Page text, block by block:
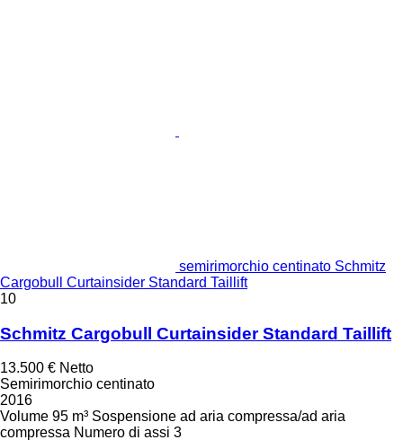
semirimorchio centinato Schmitz
Cargobull Curtainsider Standard Taillift
10
Schmitz Cargobull Curtainsider Standard Taillift
13.500 € Netto
Semirimorchio centinato
2016
Volume 95 m³ Sospensione ad aria compressa/ad aria
compressa Numero di assi 3